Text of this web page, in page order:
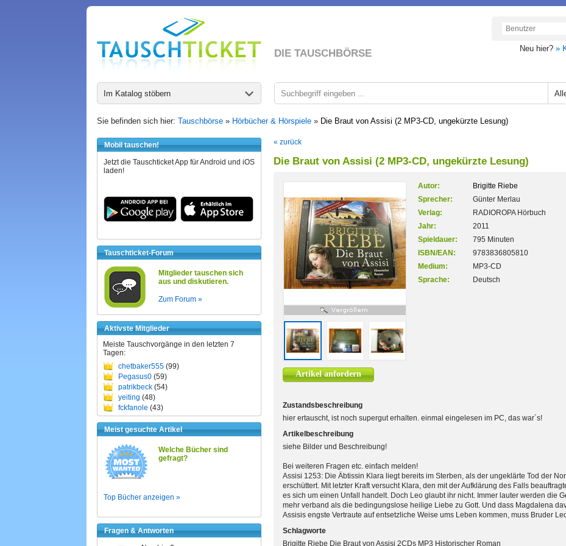
DIE TAUSCHBÖRSE Neu hier? »
Im Katalog stöbern
Sie befinden sich hier: Tauschbörse » Hörbücher & Hörspiele » Die Braut von Assisi (2 MP3-CD, ungekürzte Lesung)
Mobil tauschen!
Jetzt die Tauschticket App für Android und iOS
laden!
Tauschticket-Forum
Mitglieder tauschen sich
aus und diskutieren.
Zum Forum »
Aktivste Mitglieder
Meiste Tauschvorgänge in den letzten 7
Tagen:
chetbaker555 (99)
Pegasus0 (59)
patrikbeck (54)
yeiting (48)
fckfanole (43)
Meist gesuchte Artikel
Welche Bücher sind
gefragt?
Top Bücher anzeigen »
Fragen & Antworten
« zurück
Die Braut von Assisi (2 MP3-CD, ungekürzte Lesung)
Artikel anfordern
Autor:
Brigitte Riebe
Sprecher:
Günter Merlau
Verlag:
RADIOROPA Hörbuch
Jahr:
2011
Spieldauer:
795 Minuten
ISBN/EAN:
9783836805810
Medium:
MP3-CD
Sprache:
Deutsch
Zustandsbeschreibung
hier ertauscht, ist noch supergut erhalten. einmal eingelesen im PC, das war´s!
Artikelbeschreibung
siehe Bilder und Beschreibung!
Bei weiteren Fragen etc. einfach melden!
Assisi 1253: Die Äbtissin Klara liegt bereits im Sterben, als der ungeklärte Tod der
erschüttert. Mit letzter Kraft versucht Klara, den mit der Aufklärung des Falls
es sich um einen Unfall handelt. Doch Leo glaubt ihr nicht. Immer lauter werden die
mehr verband als die bedingungslose heilige Liebe zu Gott. Und dass Magdalena
Assisis engste Vertraute auf entsetzliche Weise ums Leben kommen, muss Bruder
Schlagworte
Brigitte Riebe Die Braut von Assisi 2CDs MP3 Historischer Roman